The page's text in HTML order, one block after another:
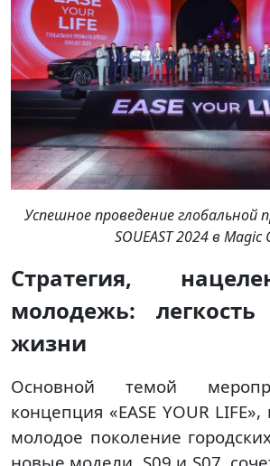
Успешное проведение глобальной
SOUEAST 2024 в Magic
Стратегия,
молодежь: легкость
жизни
Основной темой
концепция «EASE YOUR
молодое поколение